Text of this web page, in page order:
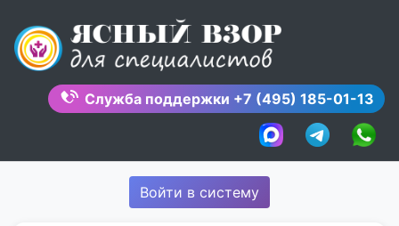
content
Служба поддержки +7 (495) 185-01-13
Войти в систему